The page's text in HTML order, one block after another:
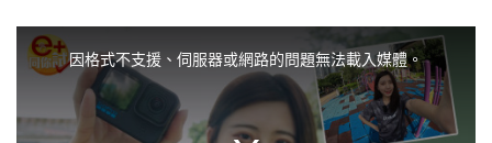
o
因格式不支援、伺服器或網路的問題無法載入媒體。